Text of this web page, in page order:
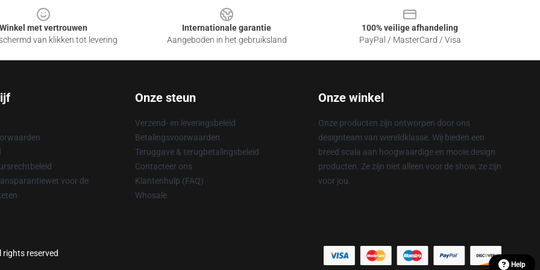
Winkel met vertrouwen
van klikken tot levering
Internationale garantie
Aangeboden in het gebruiksland
100% veilige afhandeling
PayPal / MasterCard / Visa
voor de
Onze steun
Verzend- en leveringsbeleid
Betalingsvoorwaarden
Teruggave & terugbetalingsbeleid
Contacteer ons
Klantenhulp (FAQ)
Whosale
Onze winkel
Onze producten zijn ontworpen door ons
designteam van wereldklasse. Wij bieden een
breed scala aan hoogwaardige en mooie design
producten. Ze zijn niet alleen voor de show, ze zijn
voor jou.
rights reserved
Help